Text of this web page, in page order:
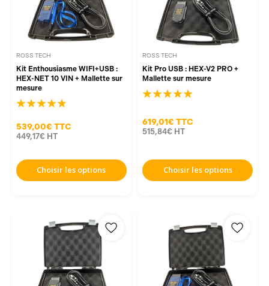
ROSS TECH
Kit Enthousiasme WIFI+USB :
HEX-NET 10 VIN + Mallette sur
mesure
539,00€ TTC
449,17€ HT
Choisir les options
ROSS TECH
Kit Pro USB : HEX-V2 PRO +
Mallette sur mesure
619,01€ TTC
515,84€ HT
Choisir les options